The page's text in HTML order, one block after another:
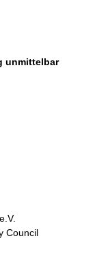
unmittelbar
Council